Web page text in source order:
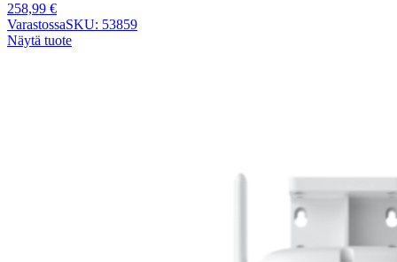
258,99 €
VarastossaSKU: 53859
Näytä tuote